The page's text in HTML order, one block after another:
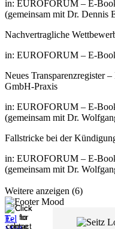
in: EUROFORUM – E-
(gemeinsam mit Dr. Dennis
Nachvertragliche
in: EUROFORUM – E-
Neues Transparenzregister
GmbH-Praxis
in: EUROFORUM – E-
(gemeinsam mit Dr.
Fallstricke bei der
in: EUROFORUM – E-
(gemeinsam mit Dr.
Weitere anzeigen (6)